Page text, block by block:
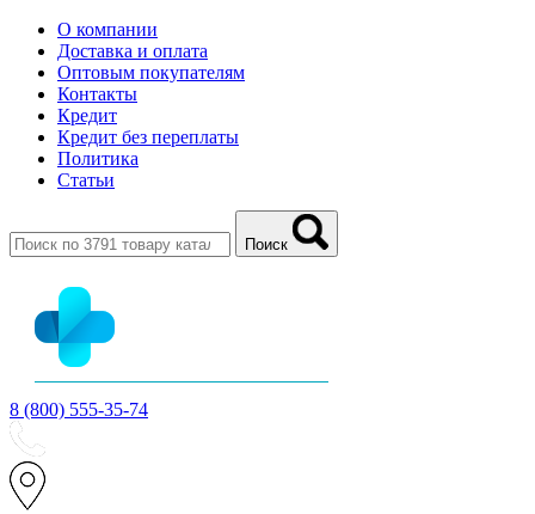
О компании
Доставка и оплата
Оптовым покупателям
Контакты
Кредит
Кредит без переплаты
Политика
Статьи
Поиск
8 (800) 555-35-74